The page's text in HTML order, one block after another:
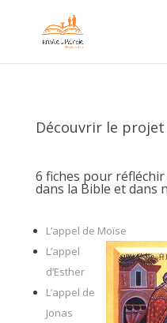
Découvrir le projet
6 fiches pour
dans la Bible et dans
L’appel de Moïse
L’appel
d’Esther
L’appel de
Jonas